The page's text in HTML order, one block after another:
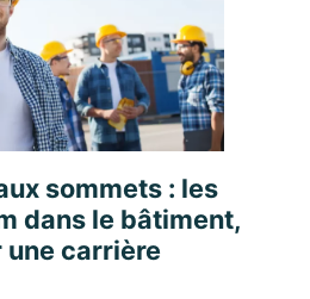
sommets : les
dans le bâtiment,
une carrière